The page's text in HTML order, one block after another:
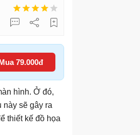
79.000đ
hình. Ở đó,
sẽ gây ra
thiết kế đồ họa